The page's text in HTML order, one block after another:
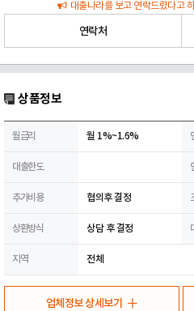
대출나라를 보고 연락드렸다고
연락처
상품정보
월금리 월 1%~1.6%
대출한도
추가비용 협의후 결정
상환방식 상담 후 결정
지역 전체
업체정보 상세보기